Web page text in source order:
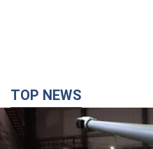
TOP NEWS